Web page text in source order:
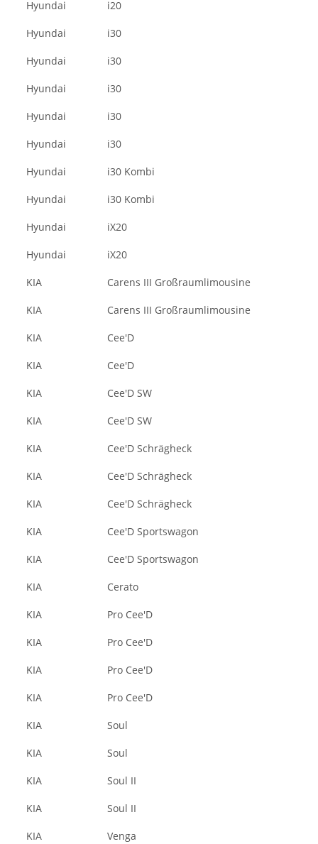
Hyundai i20
Hyundai i30
Hyundai i30
Hyundai i30
Hyundai i30
Hyundai i30
Hyundai i30 Kombi
Hyundai i30 Kombi
Hyundai iX20
Hyundai iX20
KIA Carens III Großraumlimousine
KIA Carens III Großraumlimousine
KIA Cee'D
KIA Cee'D
KIA Cee'D SW
KIA Cee'D SW
KIA Cee'D Schrägheck
KIA Cee'D Schrägheck
KIA Cee'D Schrägheck
KIA Cee'D Sportswagon
KIA Cee'D Sportswagon
KIA Cerato
KIA Pro Cee'D
KIA Pro Cee'D
KIA Pro Cee'D
KIA Pro Cee'D
KIA Soul
KIA Soul
KIA Soul II
KIA Soul II
KIA Venga